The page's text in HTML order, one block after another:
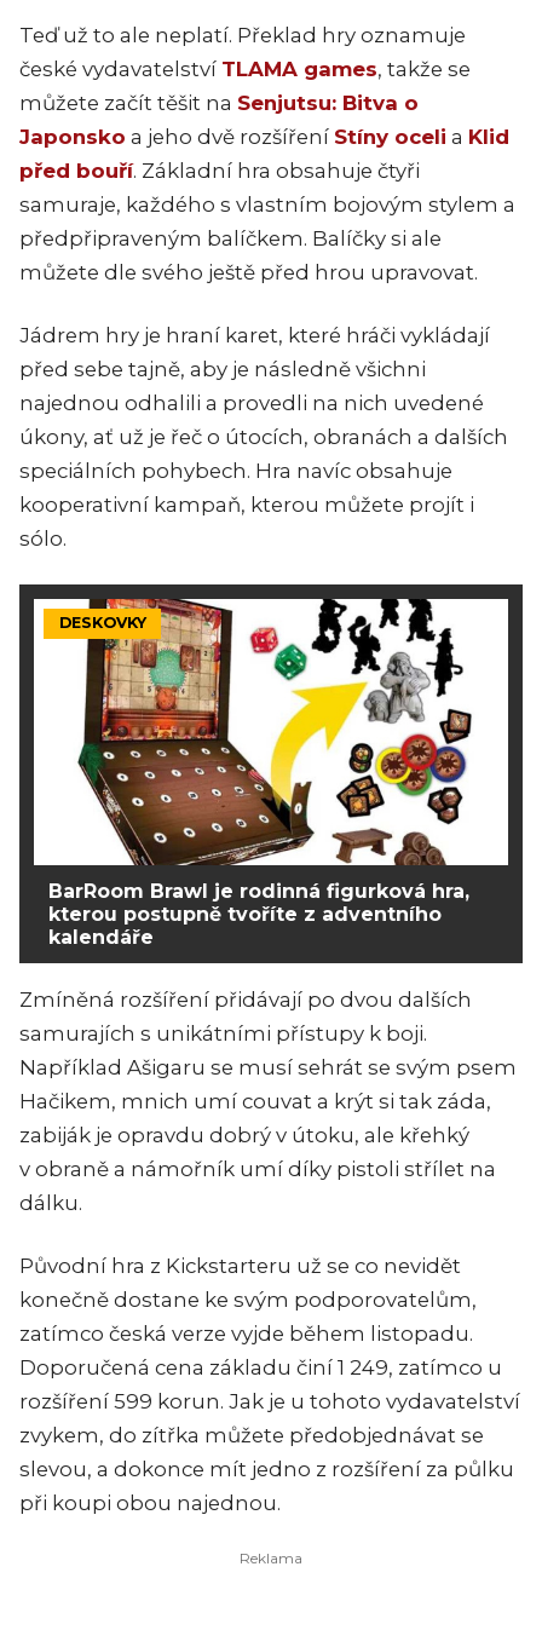
Teď už to ale neplatí. Překlad hry oznamuje
české vydavatelství TLAMA games, takže se
můžete začít těšit na Senjutsu: Bitva o
Japonsko a jeho dvě rozšíření Stíny oceli a Klid
před bouří. Základní hra obsahuje čtyři
samuraje, každého s vlastním bojovým stylem a
předpřipraveným balíčkem. Balíčky si ale
můžete dle svého ještě před hrou upravovat.
Jádrem hry je hraní karet, které hráči vykládají
před sebe tajně, aby je následně všichni
najednou odhalili a provedli na nich uvedené
úkony, ať už je řeč o útocích, obranách a dalších
speciálních pohybech. Hra navíc obsahuje
kooperativní kampaň, kterou můžete projít i
sólo.
DESKOVKY
BarRoom Brawl je rodinná figurková hra,
kterou postupně tvoříte z adventního
kalendáře
Zmíněná rozšíření přidávají po dvou dalších
samurajích s unikátními přístupy k boji.
Například Ašigaru se musí sehrát se svým psem
Hačikem, mnich umí couvat a krýt si tak záda,
zabiják je opravdu dobrý v útoku, ale křehký
v obraně a námořník umí díky pistoli střílet na
dálku.
Původní hra z Kickstarteru už se co nevidět
konečně dostane ke svým podporovatelům,
zatímco česká verze vyjde během listopadu.
Doporučená cena základu činí 1 249, zatímco u
rozšíření 599 korun. Jak je u tohoto vydavatelství
zvykem, do zítřka můžete předobjednávat se
slevou, a dokonce mít jedno z rozšíření za půlku
při koupi obou najednou.